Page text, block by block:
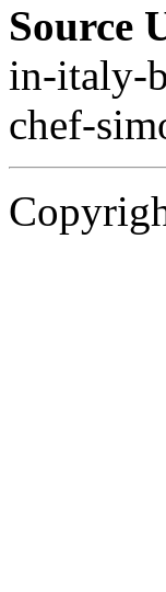
Source
in-italy-
chef-